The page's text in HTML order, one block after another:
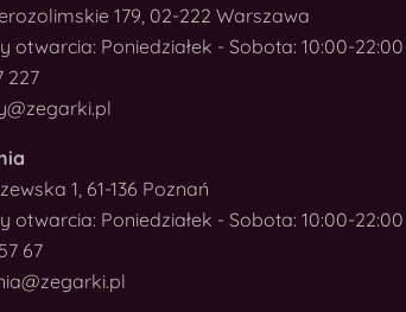
179, 02-222 Warszawa
otwarcia: Poniedziałek - Sobota: 10:00-22:00
227
1, 61-136 Poznań
otwarcia: Poniedziałek - Sobota: 10:00-22:00
67